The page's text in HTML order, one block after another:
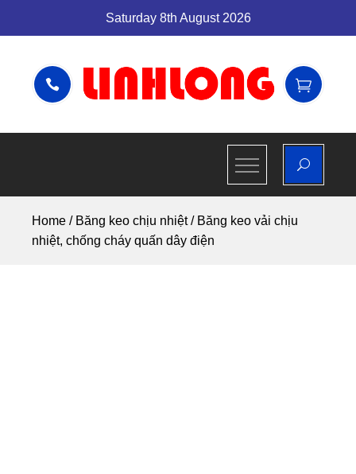
Saturday 8th August 2026
CÔNG TY
TNHH VẬT
TƯ CÔNG
NGHIỆP
CÔNG NGHIỆP LINH LONG
Home / Băng keo chịu nhiệt/ Băng keo vải chịu
nhiệt, chống cháy quấn dây điện